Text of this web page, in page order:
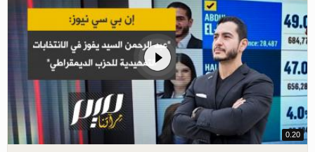
0.20